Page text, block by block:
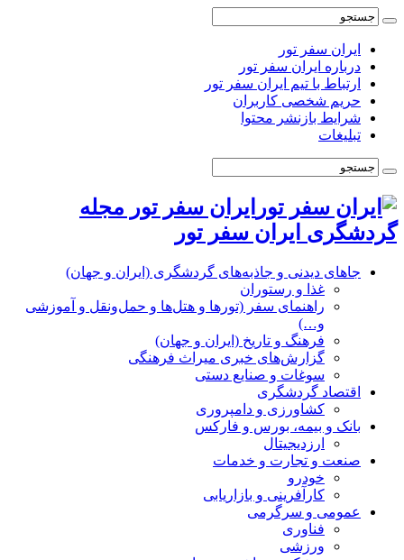
ایران سفر تور
درباره ایران سفر تور
ارتباط با تیم ایران سفر تور
حریم شخصی کاربران
شرایط بازنشر محتوا
تبلیغات
ایران سفر تور مجله
گردشگری ایران سفر تور
جاهای دیدنی و جاذبه‌های گردشگری (ایران و جهان)
غذا و رستوران
راهنمای سفر (تورها و هتل‌ها و حمل‌و‌نقل و آموزشی
و…)
فرهنگ و تاریخ (ایران و جهان)
گزارش‌های خبری میراث فرهنگی
سوغات و صنایع دستی
اقتصاد گردشگری
کشاورزی و دامپروری
بانک و بیمه، بورس و فارکس
ارزدیجیتال
صنعت و تجارت و خدمات
خودرو
کارآفرینی و بازاریابی
عمومی و سرگرمی
فناوری
ورزشی